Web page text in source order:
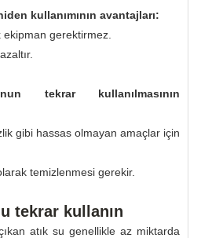
kullanımının avantajları:
ekipman gerektirmez.
tekrar kullanılmasının
gibi hassas olmayan amaçlar için
temizlenmesi gerekir.
tekrar kullanın
atık su genellikle az miktarda